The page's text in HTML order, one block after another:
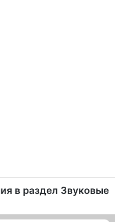
в раздел Звуковые